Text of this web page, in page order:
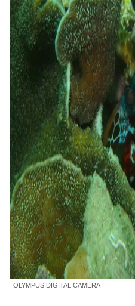
OLYMPUS DIGITAL CAMERA